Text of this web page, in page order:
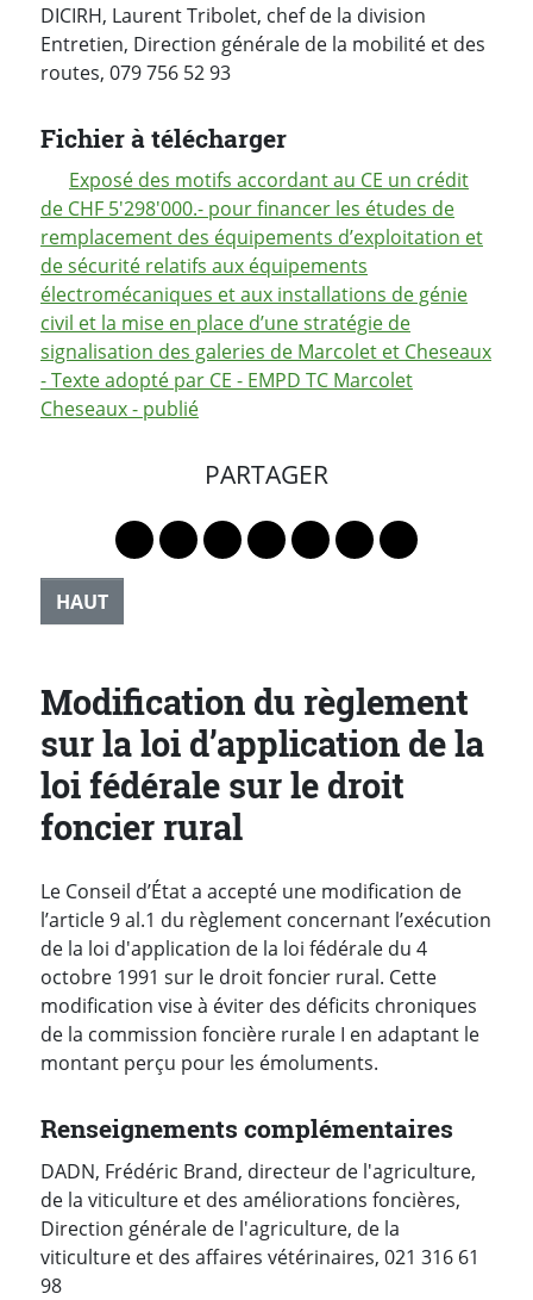
DICIRH, Laurent Tribolet, chef de la division
Entretien, Direction générale de la mobilité et des
routes, 079 756 52 93
Fichier à télécharger
Exposé des motifs accordant au CE un crédit
de CHF 5'298'000.- pour financer les études de
remplacement des équipements d’exploitation et
de sécurité relatifs aux équipements
électromécaniques et aux installations de génie
civil et la mise en place d’une stratégie de
signalisation des galeries de Marcolet et Cheseaux
- Texte adopté par CE - EMPD TC Marcolet
Cheseaux - publié
PARTAGER
Lien vers le profil Mastodon
Lien vers le profil Bluesky
Lien vers le profil Instagram
Lien vers le profil Linkedin
Lien vers le profil
Lien vers le profil
Partager par
HAUT
Modification du règlement
sur la loi d’application de la
loi fédérale sur le droit
foncier rural
Le Conseil d’État a accepté une modification de
l’article 9 al.1 du règlement concernant l’exécution
de la loi d'application de la loi fédérale du 4
octobre 1991 sur le droit foncier rural. Cette
modification vise à éviter des déficits chroniques
de la commission foncière rurale I en adaptant le
montant perçu pour les émoluments.
Renseignements complémentaires
DADN, Frédéric Brand, directeur de l'agriculture,
de la viticulture et des améliorations foncières,
Direction générale de l'agriculture, de la
viticulture et des affaires vétérinaires, 021 316 61
98